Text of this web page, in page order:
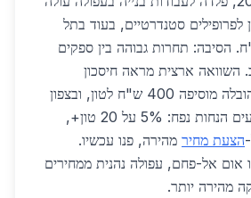
לטון לפרופילים סטנדרטיים, בעוד בתל
זה 3,700 ש"ח. הסיבה: תחרות גבוהה בין ספקים
השוואה ארצית מראה חיסכון
משמעותי: בדרום, הובלה מוסיפה 400 ש"ח לטון, ובצפון
זה זניח. ספקים מציעים הנחות נפח: 5% על 20 טון+,
הצעת מחיר מהירה, פנו עכשיו.
אום אל-פחם, עפולה נהנית ממחירים
מהירה יותר.